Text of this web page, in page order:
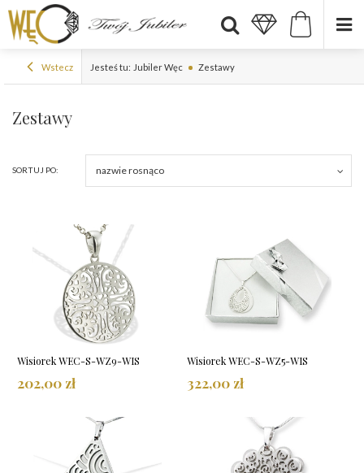
Wstecz Jesteś tu: Jubiler Węc Zestawy
Zestawy
SORTUJ PO: nazwie rosnąco
Wisiorek WEC-S-WZ9-WIS
202,00 zł
Wisiorek WEC-S-WZ5-WIS
322,00 zł